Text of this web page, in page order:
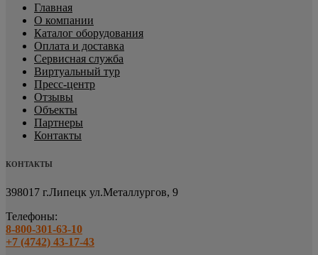
Главная
О компании
Каталог оборудования
Оплата и доставка
Сервисная служба
Виртуальный тур
Пресс-центр
Отзывы
Объекты
Партнеры
Контакты
КОНТАКТЫ
398017 г.Липецк ул.Металлургов, 9
Телефоны:
8-800-301-63-10
+7 (4742) 43-17-43